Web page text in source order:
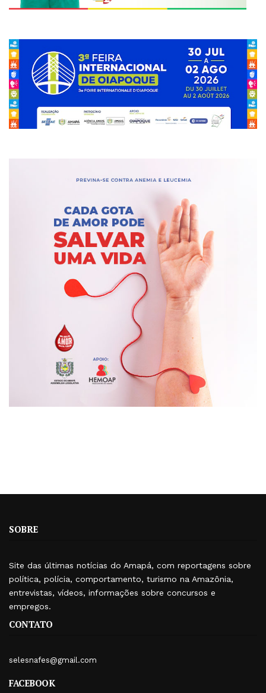
SOBRE
Site das últimas notícias do Amapá, com reportagens sobre
política, polícia, comportamento, turismo na Amazônia,
entrevistas, vídeos, informações sobre concursos e
empregos.
CONTATO
selesnafes@gmail.com
FACEBOOK